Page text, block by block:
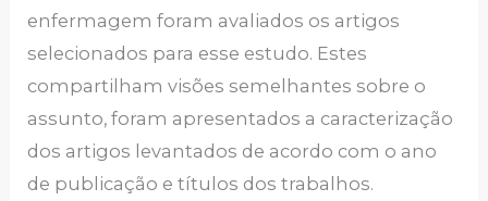
enfermagem foram avaliados os artigos
selecionados para esse estudo. Estes
compartilham visões semelhantes sobre o
assunto, foram apresentados a caracterização
dos artigos levantados de acordo com o ano
de publicação e títulos dos trabalhos.